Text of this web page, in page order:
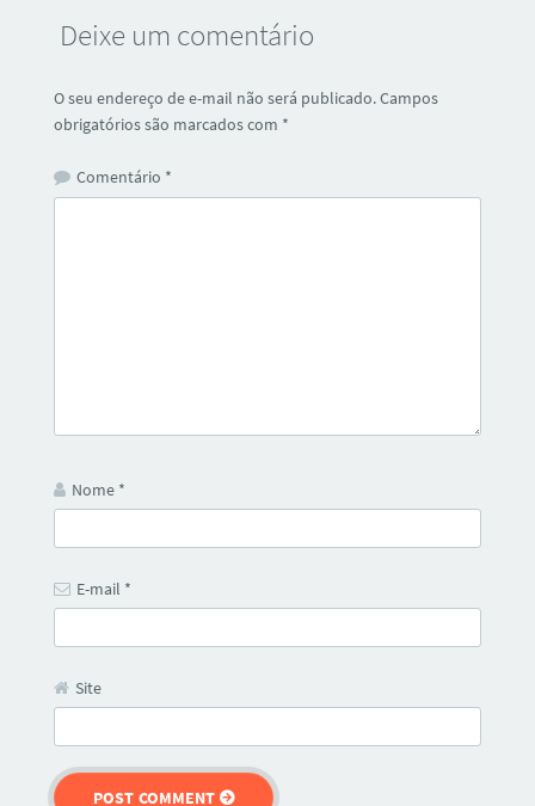
Deixe um comentário
O seu endereço de e-mail não será publicado.Campos
obrigatórios são marcados com *
Comentário *
Nome *
E-mail *
Site